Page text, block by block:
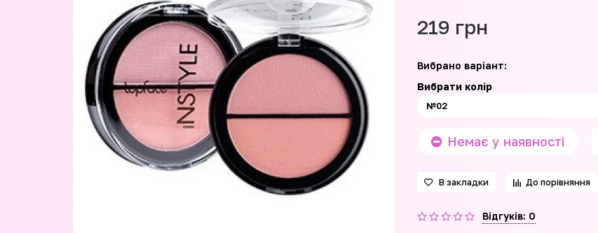
219 грн
Вибрано варіант:
Вибрати колір
Немає у наявності
В закладки До порівняння
Відгуків: 0